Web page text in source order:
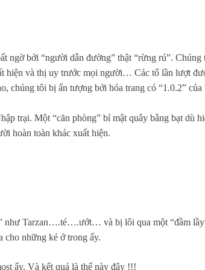
ngờ bởi “người dẫn đường” thật “rừng rú”.
hiện và thị uy trước mọi người… Các tổ lần lượt
chúng tôi bị ấn tượng bởi hóa trang có “1.0.2”
trại. Một “căn phòng” bí mật quây bằng bạt
hoàn toàn khác xuất hiện.
như Tarzan….té….ướt… và bị lôi qua một “đầm
cho những kẻ ở trong ấy.
ấy. Và kết quả là thế này đây !!!